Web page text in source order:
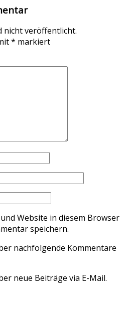
nicht veröffentlicht.
* markiert
Website in diesem Browser
speichern.
nachfolgende Kommentare
neue Beiträge via E-Mail.